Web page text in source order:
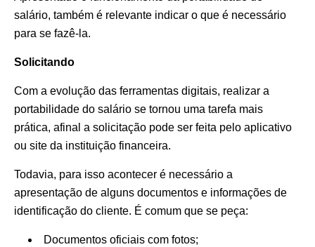
salário, também é relevante indicar o que é necessário
para se fazê-la.
Solicitando
Com a evolução das ferramentas digitais, realizar a
portabilidade do salário se tornou uma tarefa mais
prática, afinal a solicitação pode ser feita pelo aplicativo
ou site da instituição financeira.
Todavia, para isso acontecer é necessário a
apresentação de alguns documentos e informações de
identificação do cliente. É comum que se peça:
Documentos oficiais com fotos;